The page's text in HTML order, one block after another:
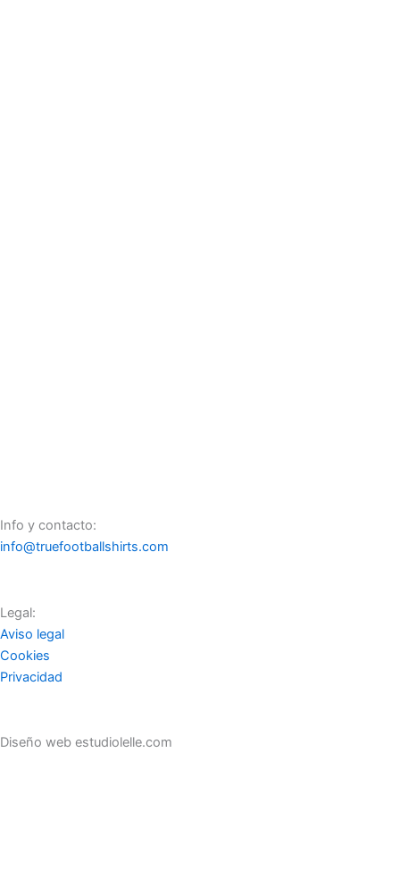
Info y contacto:
info@truefootballshirts.com
Legal:
Aviso legal
Cookies
Privacidad
Diseño web estudiolelle.com